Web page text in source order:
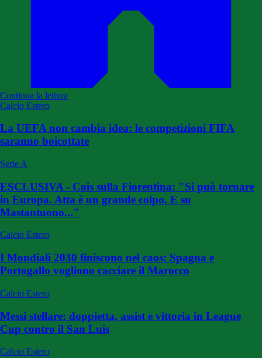
Continua la lettura
Calcio Estero
La UEFA non cambia idea: le competizioni FIFA
saranno boicottate
Serie A
ESCLUSIVA - Cois sulla Fiorentina: "Si può tornare
in Europa. Atta è un grande colpo. E su
Mastantuono..."
Calcio Estero
I Mondiali 2030 finiscono nel caos: Spagna e
Portogallo vogliono cacciare il Marocco
Calcio Estero
Messi stellare: doppietta, assist e vittoria in League
Cup contro il San Luis
Calcio Estero